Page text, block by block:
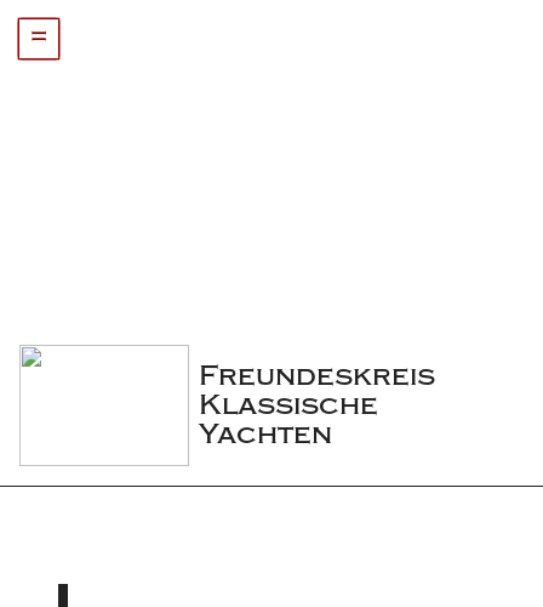
=
Freundeskreis
Klassische
Yachten